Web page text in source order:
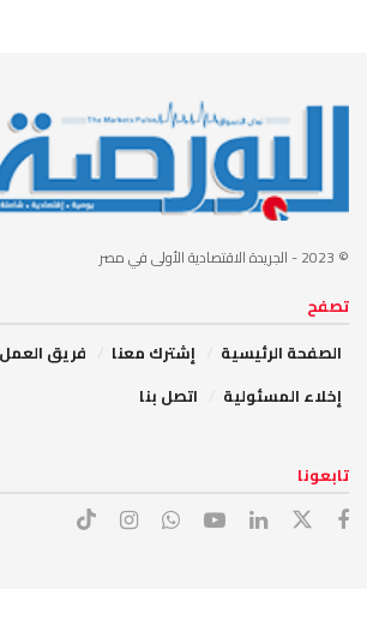
© 2023 - الجريدة الاقتصادية الأولى في مصر
تصفح
الصفحة الرئيسية
إشترك معنا
فريق العمل
إخلاء المسئولية
اتصل بنا
تابعونا